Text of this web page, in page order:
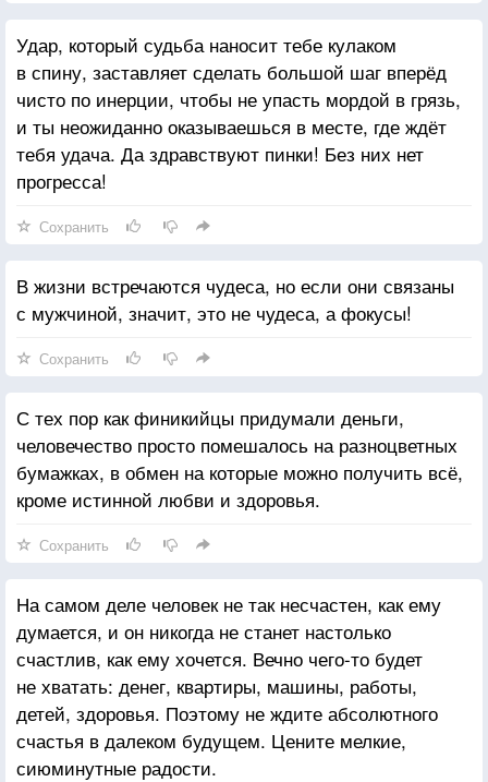
Удар, который судьба наносит тебе кулаком
в спину, заставляет сделать большой шаг вперёд
чисто по инерции, чтобы не упасть мордой в грязь,
и ты неожиданно оказываешься в месте, где ждёт
тебя удача. Да здравствуют пинки! Без них нет
прогресса!
Сохранить
В жизни встречаются чудеса, но если они связаны
с мужчиной, значит, это не чудеса, а фокусы!
Сохранить
С тех пор как финикийцы придумали деньги,
человечество просто помешалось на разноцветных
бумажках, в обмен на которые можно получить всё,
кроме истинной любви и здоровья.
Сохранить
На самом деле человек не так несчастен, как ему
думается, и он никогда не станет настолько
счастлив, как ему хочется. Вечно чего-то будет
не хватать: денег, квартиры, машины, работы,
детей, здоровья. Поэтому не ждите абсолютного
счастья в далеком будущем. Цените мелкие,
сиюминутные радости.